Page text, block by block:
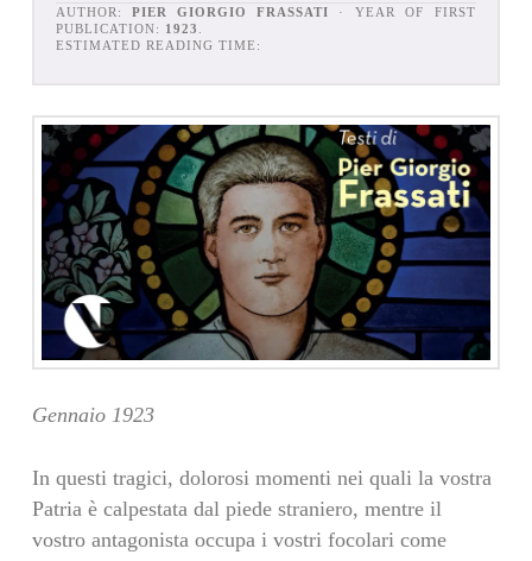
AUTHOR: PIER GIORGIO FRASSATI
PUBLICATION: 1923
ESTIMATED READING TIME:
Gennaio 1923
In questi tragici, dolorosi momenti nei quali la vostra
Patria è calpestata dal piede straniero, mentre il
vostro antagonista occupa i vostri focolari come